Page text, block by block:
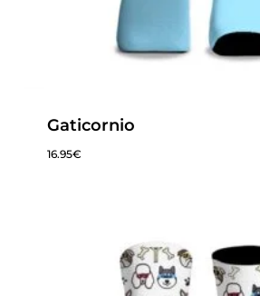
Gaticornio
16.95€